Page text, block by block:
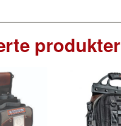
produkter